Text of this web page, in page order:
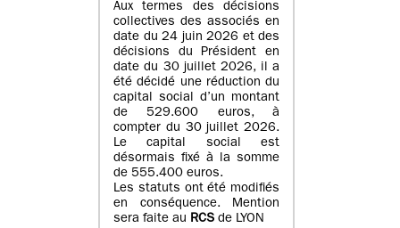
Aux termes des décisions
collectives des associés en
date du 24 juin 2026 et des
décisions du Président en
date du 30 juillet 2026, il a
été décidé une réduction du
capital social d’un montant
de 529.600 euros, à
compter du 30 juillet 2026.
Le capital social est
désormais fixé à la somme
de 555.400 euros.
Les statuts ont été modifiés
en conséquence. Mention
sera faite au RCS de LYON